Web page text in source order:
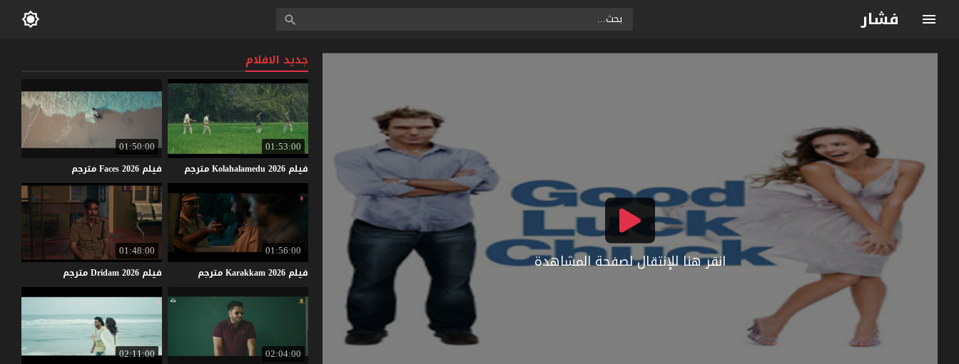
فشار
انقر هنا للإنتقال لصفحة المشاهدة
جديد الافلام
01:53:00
فيلم Kolahalamedu2026 مترجم
01:50:00
فيلم Faces2026 مترجم
01:56:00
فيلم Karakkam2026 مترجم
01:48:00
فيلم Dridam2026 مترجم
02:04:00
02:11:00